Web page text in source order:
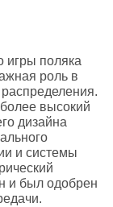
игры поляка
роль в
высокий
дизайна
и системы
и был одобрен